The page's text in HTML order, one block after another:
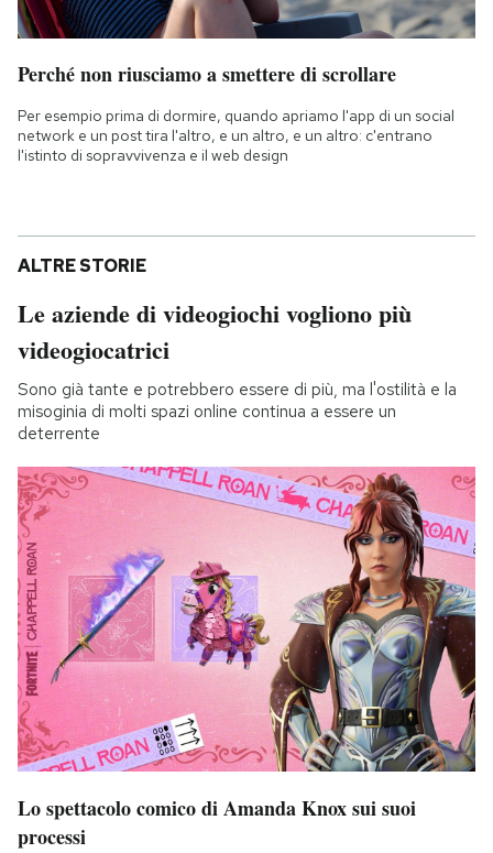
Perché non riusciamo a smettere di scrollare
Per esempio prima di dormire, quando apriamo l'app di un social
network e un post tira l'altro, e un altro, e un altro: c'entrano
l'istinto di sopravvivenza e il web design
ALTRE STORIE
Le aziende di videogiochi vogliono più
videogiocatrici
Sono già tante e potrebbero essere di più, ma l'ostilità e la
misoginia di molti spazi online continua a essere un
deterrente
Lo spettacolo comico di Amanda Knox sui suoi
processi